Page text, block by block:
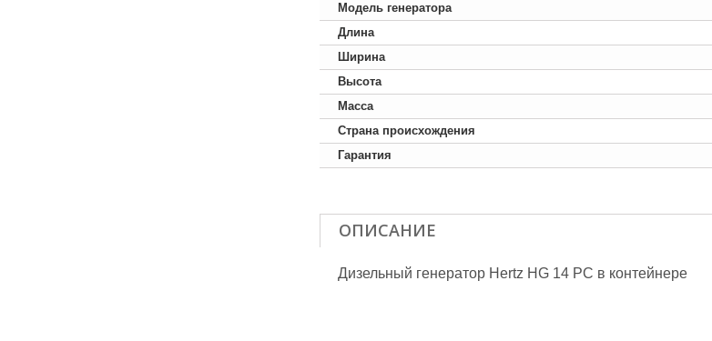
Модель генератора
Длина
Ширина
Высота
Масса
Страна происхождения
Гарантия
ОПИСАНИЕ
Дизельный генератор Hertz HG 14 PC в контейнере